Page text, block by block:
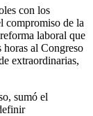
con los
compromiso de la
laboral que
al Congreso
extraordinarias,